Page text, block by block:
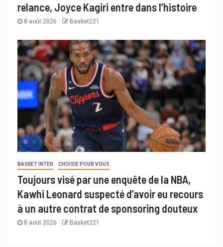
relance, Joyce Kagiri entre dans l’histoire
8 août 2026 Basket221
BASKET INTER CHOISIE POUR VOUS
Toujours visé par une enquête de la NBA,
Kawhi Leonard suspecté d’avoir eu recours
à un autre contrat de sponsoring douteux
8 août 2026 Basket221